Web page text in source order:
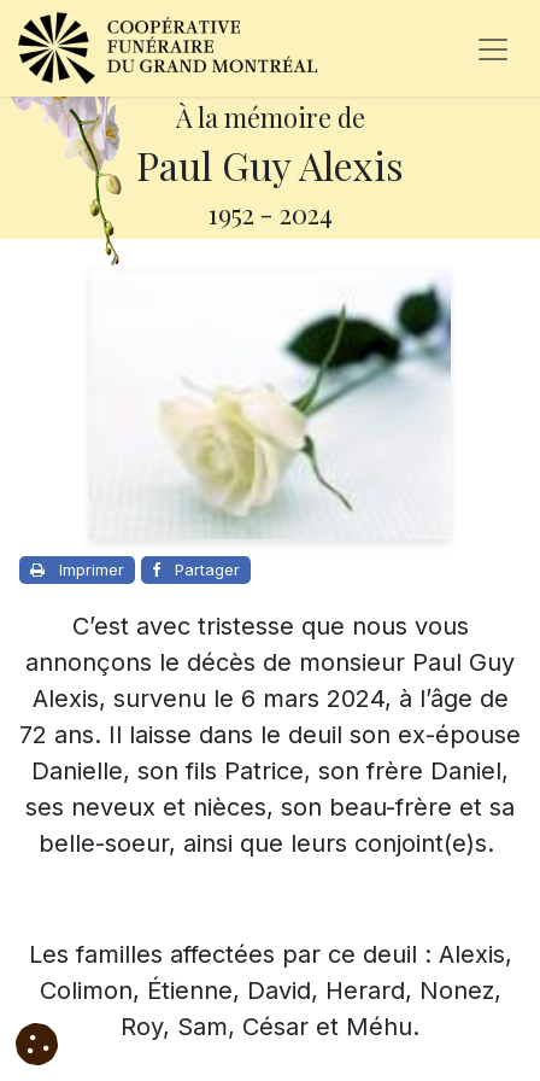
À la mémoire de
Paul Guy Alexis
1952 - 2024
Imprimer Partager
C’est avec tristesse que nous vous
annonçons le décès de monsieur Paul Guy
Alexis, survenu le 6 mars 2024, à l’âge de
72 ans. Il laisse dans le deuil son ex-épouse
Danielle, son fils Patrice, son frère Daniel,
ses neveux et nièces, son beau-frère et sa
belle-soeur, ainsi que leurs conjoint(e)s.
Les familles affectées par ce deuil : Alexis,
Colimon, Étienne, David, Herard, Nonez,
Roy, Sam, César et Méhu.